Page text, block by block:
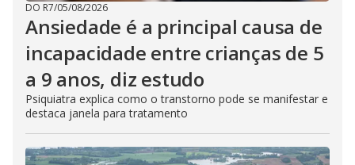
DO R7/05/08/2026
Ansiedade é a principal causa de
incapacidade entre crianças de 5
a 9 anos, diz estudo
Psiquiatra explica como o transtorno pode se manifestar e
destaca janela para tratamento